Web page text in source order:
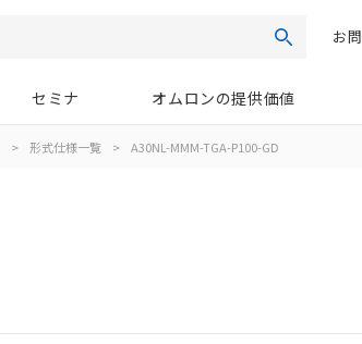
検索お
セミナ オムロンの提供価値
> 形式仕様一覧 > A30NL-MMM-TGA-P100-GD